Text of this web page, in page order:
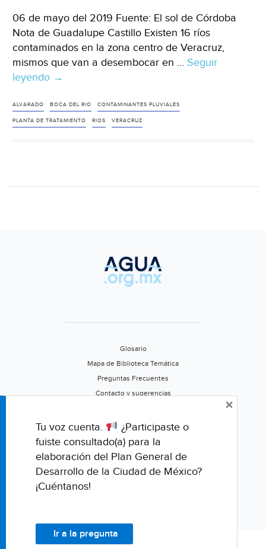
06 de mayo del 2019 Fuente: El sol de Córdoba
Nota de Guadalupe Castillo Existen 16 ríos
contaminados en la zona centro de Veracruz,
mismos que van a desembocar en … Seguir
leyendo Veracruz:
16
ríos
→
ALVARADO BOCA DEL RIO CONTAMINANTES PLUVIALES
PLANTA DE TRATAMIENTO RIOS VERACRUZ
Glosario
Mapa de Biblioteca Temática
Preguntas Frecuentes
Contacto y sugerencias
Califica este portal
Tu voz cuenta.
¿Participaste o
fuiste consultado(a) para la
elaboración del Plan General de
Desarrollo de la Ciudad de México?
¡Cuéntanos!
Ir a la pregunta
×